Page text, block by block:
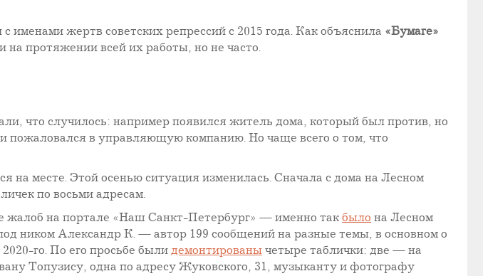
именами жертв советских репрессий с 2015 года. Как объяснила «Бумаге»
на протяжении всей их работы, но не часто.
что случилось: например появился житель дома, который был против, но
пожаловался в управляющую компанию. Но чаще всего о том, что
на месте. Этой осенью ситуация изменилась. Сначала с дома на Лесном
по восьми адресам.
жалоб на портале «Наш Санкт-Петербург» — именно так было на Лесном
ником Александр К. — автор 199 сообщений на разные темы, в основном о
го. По его просьбе были демонтированы четыре таблички: две — на
Топузису, одна по адресу Жуковского, 31, музыканту и фотографу